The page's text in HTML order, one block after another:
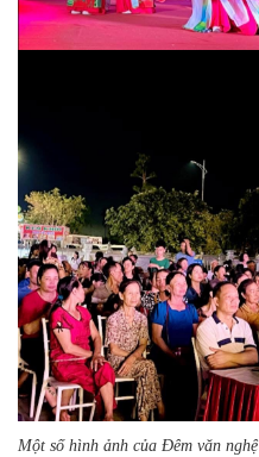
Một số hình ảnh của Đêm văn nghệ